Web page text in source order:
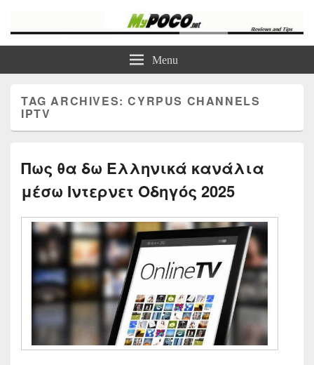
Τα καλύτερα Reviews , Συγκρίσεις , VPN , Webhosting
Menu
TAG ARCHIVES:CYRPUS CHANNELS
IPTV
Πως θα δω Ελληνικά κανάλια
μέσω Ιντερνετ Οδηγός 2025